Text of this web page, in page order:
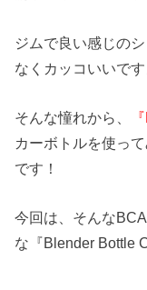
ジムで良い感じの
なくカッコいいです
そんな憧れから、
カーボトルを使っ
です！
今回は、そんな
な『Blender Bottle